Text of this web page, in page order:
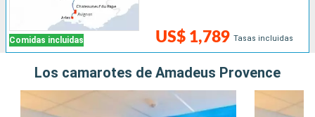
Comidas incluidas US$ 1,789 Tasas incluidas
Los camarotes de Amadeus Provence